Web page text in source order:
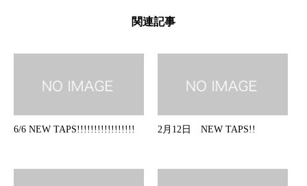
関連記事
6/6 NEW TAPS!!!!!!!!!!!!!!!!! 2月12日 NEW TAPS!!